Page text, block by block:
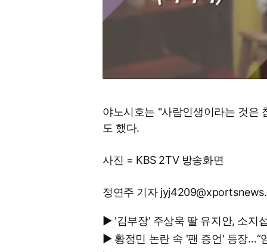
야노시호는 "사람인생이라는 것은
도 했다.
사진 = KBS 2TV 방송화면
정연주 기자
▶ '김부장' 주상욱 딸 유지안, 소
▶ 황정민 논란 속 '팬 증언' 등장